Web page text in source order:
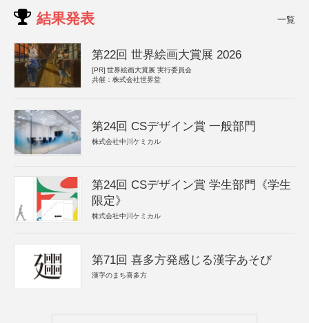
結果発表 一覧
第22回 世界絵画大賞展 2026
[PR] 世界絵画大賞展 実行委員会
共催：株式会社世界堂
第24回 CSデザイン賞 一般部門
株式会社中川ケミカル
第24回 CSデザイン賞 学生部門《学生
限定》
株式会社中川ケミカル
第71回 喜多方発感じる漢字あそび
漢字のまち喜多方